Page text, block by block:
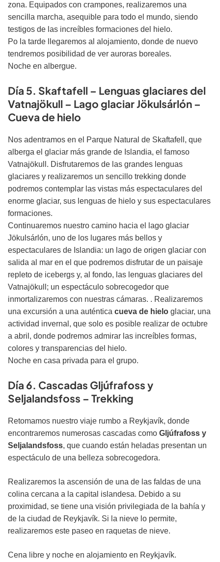
zona. Equipados con crampones, realizaremos una
sencilla marcha, asequible para todo el mundo, siendo
testigos de las increíbles formaciones del hielo.
Po la tarde llegaremos al alojamiento, donde de nuevo
tendremos posibilidad de ver auroras boreales.
Noche en albergue.
Día 5. Skaftafell – Lenguas glaciares del
Vatnajökull – Lago glaciar Jökulsárlón–
Cueva de hielo
Nos adentramos en el Parque Natural de Skaftafell, que
alberga el glaciar más grande de Islandia, el famoso
Vatnajökull. Disfrutaremos de las grandes lenguas
glaciares y realizaremos un sencillo trekking donde
podremos contemplar las vistas más espectaculares del
enorme glaciar, sus lenguas de hielo y sus espectaculares
formaciones.
Continuaremos nuestro camino hacia el lago glaciar
Jökulsárlón, uno de los lugares más bellos y
espectaculares de Islandia: un lago de origen glaciar con
salida al mar en el que podremos disfrutar de un paisaje
repleto de icebergs y, al fondo, las lenguas glaciares del
Vatnajökull; un espectáculo sobrecogedor que
inmortalizaremos con nuestras cámaras. . Realizaremos
una excursión a una auténtica cueva de hielo glaciar, una
actividad invernal, que solo es posible realizar de octubre
a abril, donde podremos admirar las increíbles formas,
colores y transparencias del hielo.
Noche en casa privada para el grupo.
Día 6. Cascadas Gljúfrafoss y
Seljalandsfoss – Trekking
Retomamos nuestro viaje rumbo a Reykjavík, donde
encontraremos numerosas cascadas como Gljúfrafoss y
Seljalandsfoss, que cuando están heladas presentan un
espectáculo de una belleza sobrecogedora.
Realizaremos la ascensión de una de las faldas de una
colina cercana a la capital islandesa. Debido a su
proximidad, se tiene una visión privilegiada de la bahía y
de la ciudad de Reykjavík. Si la nieve lo permite,
realizaremos este paseo en raquetas de nieve.
Cena libre y noche en alojamiento en Reykjavík.